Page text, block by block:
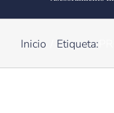
Inicio Etiqueta: